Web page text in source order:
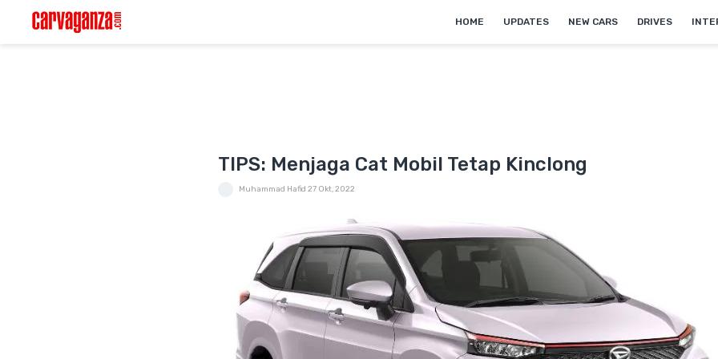
HOME UPDATES NEW CARS DRIVES
TIPS: Menjaga Cat Mobil Tetap Kinclong
Muhammad Hafid 27 Okt, 2022